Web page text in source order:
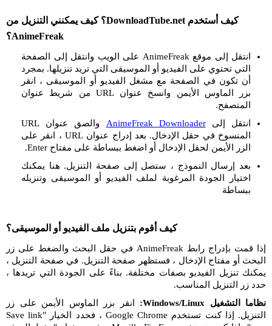
كيف أستخدم DownloadTube.net؟ كيف يمكنني التنزيل من
AnimeFreak؟
انتقل إلى موقع AnimeFreak على الويب وانتقل إلى الصفحة
التي تحتوي على الفيديو أو الموسيقى التي تريد تنزيلها. بمجرد
أن تكون في الصفحة مع مشغل الفيديو أو الموسيقى ، انقر
بزر الماوس الأيمن وانسخ عنوان URL من شريط عنوان
المتصفح.
انتقل إلىAnimeFreak Downloader
والصق عنوان URL
المنسوخ في حقل الإدخال. بعد إدراج عنوان URL ، انقر على
الزر الأيمن لحقل الإدخال أو اضغط ببساطة على مفتاح Enter.
بعد إرسال النموذج ، ستصل إلى صفحة التنزيل. هنا يمكنك
اختيار الجودة المرغوبة لملف الفيديو أو الموسيقى وتنزيله
ببساطة
كيف أقوم بتنزيل ملف الفيديو أو الموسيقى؟
إذا قمت بإدراج رابط AnimeFreak في حقل البحث والضغط على زر
البحث أو مفتاح الإدخال ، فستظهر صفحة التنزيل. في صفحة التنزيل ،
يمكنك تنزيل الفيديو بصفات مختلفة. بناءً على الجودة التي تريدها ،
حدد زر التنزيل المناسب.
نظاما التشغيل Windows/Linux:
انقر بزر الماوس الأيمن على زر
التنزيل. إذا كنت تستخدم Google Chrome ، فحدد الخيار "Save link